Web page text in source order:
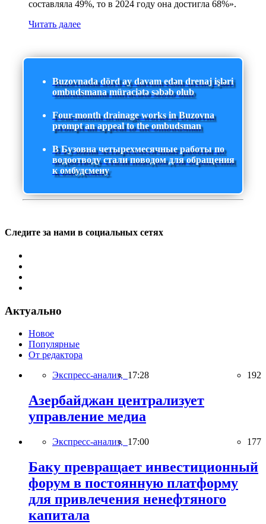
составляла 49%, то в 2024 году она достигла 68%».
Читать далее
Buzovnada dörd ay davam edən drenaj işləri
ombudsmana müraciətə səbəb olub
Four-month drainage works in Buzovna
prompt an appeal to the ombudsman
В Бузовна четырехмесячные работы по
водоотводу стали поводом для обращения
к омбудсмену
Следите за нами в социальных сетях
Актуально
Новое
Популярные
От редактора
Экспресс-анализ, 17:28 192
Азербайджан централизует
управление медиа
Экспресс-анализ, 17:00 177
Баку превращает инвестиционный
форум в постоянную платформу
для привлечения ненефтяного
капитала